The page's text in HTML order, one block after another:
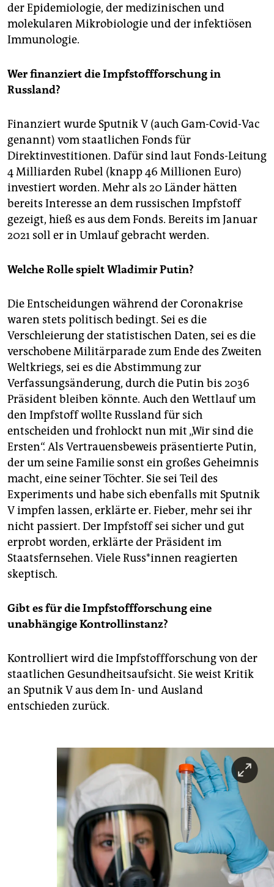
der Epidemiologie, der medizinischen und
molekularen Mikrobiologie und der infektiösen
Immunologie.
Wer finanziert die Impfstoff­forschung in
Russland?
Finanziert wurde Sputnik V (auch Gam-Covid-Vac
genannt) vom staatlichen Fonds für
Direktinvestitionen. Dafür sind laut Fonds-Leitung
4 Milliarden Rubel (knapp 46 Millionen Euro)
investiert worden. Mehr als 20 Länder hätten
bereits Interesse an dem russischen Impfstoff
gezeigt, hieß es aus dem Fonds. Bereits im Januar
2021 soll er in Umlauf gebracht werden.
Welche Rolle spielt Wladimir Putin?
Die Entscheidungen während der Coronakrise
waren stets politisch bedingt. Sei es die
Verschleierung der statistischen Daten, sei es die
verschobene Militärparade zum Ende des Zweiten
Weltkriegs, sei es die Abstimmung zur
Verfassungsänderung, durch die Putin bis 2036
Präsident bleiben könnte. Auch den Wettlauf um
den Impfstoff wollte Russland für sich
entscheiden und frohlockt nun mit „Wir sind die
Ersten“. Als Vertrauensbeweis präsentierte Putin,
der um seine Familie sonst ein großes Geheimnis
macht, eine seiner Töchter. Sie sei Teil des
Experiments und habe sich ebenfalls mit Sputnik
V impfen lassen, erklärte er. Fieber, mehr sei ihr
nicht passiert. Der Impfstoff sei sicher und gut
erprobt worden, erklärte der Präsident im
Staatsfernsehen. Viele Russ*innen reagierten
skeptisch.
Gibt es für die Impfstoffforschung eine
unabhängige Kontrollinstanz?
Kontrolliert wird die Impfstoffforschung von der
staatlichen Gesundheitsaufsicht. Sie weist Kritik
an Sputnik V aus dem In- und Ausland
entschieden zurück.